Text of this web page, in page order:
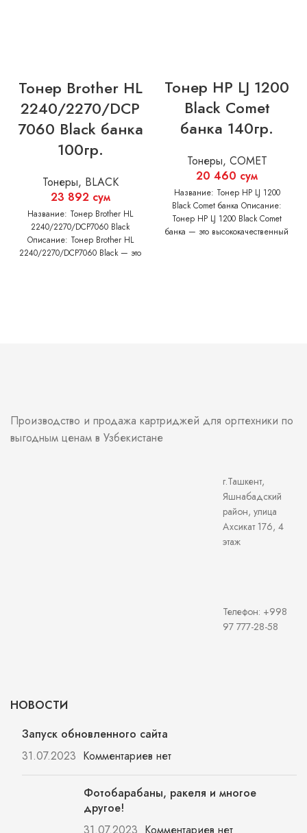
Тонер Brother HL
2240/2270/DCP
7060 Black банка
100гр.
Тонеры, BLACK
23 892 сум
Название: Тонер Brother HL
2240/2270/DCP7060 Black
Описание: Тонер Brother HL
2240/2270/DCP7060 Black — это
Тонер HP LJ 1200
Black Comet
банка 140гр.
Тонеры, COMET
20 460 сум
Название: Тонер HP LJ 1200
Black Comet банка Описание:
Тонер HP LJ 1200 Black Comet
банка — это высококачественный
Производство и продажа картриджей для оргтехники по
выгодным ценам в Узбекистане
г.Ташкент,
Яшнабадский
район, улица
Ахсикат 176, 4
этаж
Телефон: +998
97 777-28-58
НОВОСТИ
Запуск обновленного сайта
31.07.2023 Комментариев нет
Фотобарабаны, ракеля и многое
другое!
31.07.2023 Комментариев нет